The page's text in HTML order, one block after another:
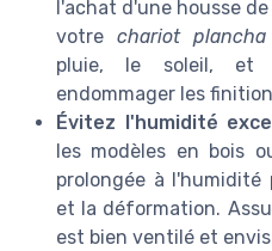
l'achat d'une housse
votrechariot plancha
pluie, le soleil, et
endommager les
Évitez l'humidité
les modèles en bois
prolongée à
et la déformation.
est bien ventilé et